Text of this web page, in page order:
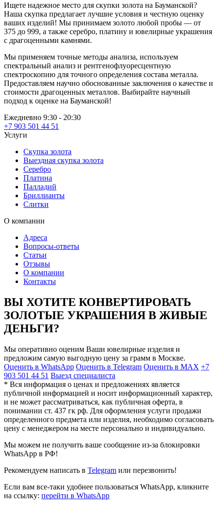
Ищете надежное место для скупки золота на Бауманской?
Наша скупка предлагает лучшие условия и честную оценку
ваших изделий! Мы принимаем золото любой пробы — от
375 до 999, а также серебро, платину и ювелирные украшения
с драгоценными камнями.
Мы применяем точные методы анализа, используем
спектральный анализ и рентгенофлуоресцентную
спектроскопию для точного определения состава металла.
Предоставляем научно обоснованные заключения о качестве и
стоимости драгоценных металлов. Выбирайте научный
подход к оценке на Бауманской!
Ежедневно 9:30 - 20:30
+7 903 501 44 51
Услуги
Скупка золота
Выездная скупка золота
Серебро
Платина
Палладий
Бриллианты
Слитки
О компании
Адреса
Вопросы-ответы
Статьи
Отзывы
О компании
Контакты
ВЫ ХОТИТЕ КОНВЕРТИРОВАТЬ
ЗОЛОТЫЕ УКРАШЕНИЯ В ЖИВЫЕ
ДЕНЬГИ?
Мы оперативно оценим Ваши ювелирные изделия и
предложим самую выгодную цену за грамм в Москве.
Оценить в WhatsApp Оценить в Telegram Оценить в MAX +7
903 501 44 51 Выезд специалиста
* Вся информация о ценах и предложениях является
публичной информацией и носит информационный характер,
и не может рассматриваться, как публичная оферта, в
понимании ст. 437 гк рф. Для оформления услуги продажи
определенного предмета или изделия, необходимо согласовать
цену с менеджером на месте персонально и индивидуально.
Мы можем не получить ваше сообщение из-за блокировки
WhatsApp в РФ!
Рекомендуем написать в Telegram или перезвонить!
Если вам все-таки удобнее пользоваться WhatsApp, кликните
на ссылку: перейти в WhatsApp